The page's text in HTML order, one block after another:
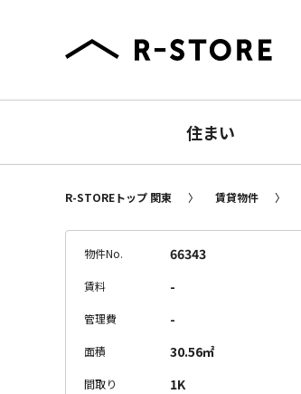
住まい
R-STOREトップ 関東 賃貸物件
物件No. 66343
賃料 -
管理費 -
面積 30.56㎡
間取り 1K